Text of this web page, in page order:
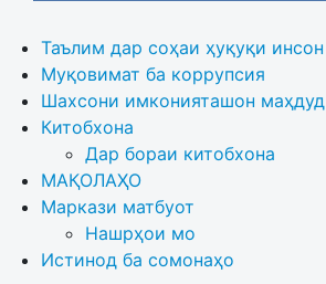
Таълим дар соҳаи ҳуқуқи инсон
Муқовимат ба коррупсия
Шахсони имконияташон маҳдуд
Китобхона
Дар бораи китобхона
МАҚОЛАҲО
Маркази матбуот
Нашрҳои мо
Истинод ба сомонаҳо